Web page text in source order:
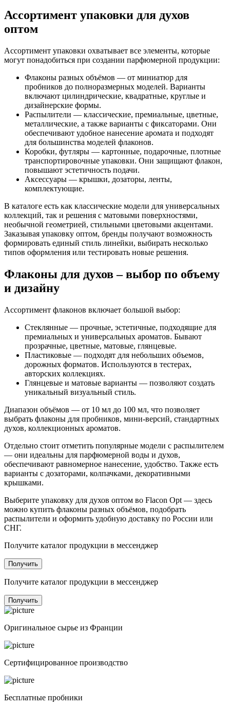
Ассортимент упаковки для духов
оптом
Ассортимент упаковки охватывает все элементы, которые
могут понадобиться при создании парфюмерной продукции:
Флаконы разных объёмов — от миниатюр для
пробников до полноразмерных моделей. Варианты
включают цилиндрические, квадратные, круглые и
дизайнерские формы.
Распылители — классические, премиальные, цветные,
металлические, а также варианты с фиксаторами. Они
обеспечивают удобное нанесение аромата и подходят
для большинства моделей флаконов.
Коробки, футляры — картонные, подарочные, плотные
транспортировочные упаковки. Они защищают флакон,
повышают эстетичность подачи.
Аксессуары — крышки, дозаторы, ленты,
комплектующие.
В каталоге есть как классические модели для универсальных
коллекций, так и решения с матовыми поверхностями,
необычной геометрией, стильными цветовыми акцентами.
Заказывая упаковку оптом, бренды получают возможность
формировать единый стиль линейки, выбирать несколько
типов оформления или тестировать новые решения.
Флаконы для духов – выбор по объему
и дизайну
Ассортимент флаконов включает большой выбор:
Стеклянные — прочные, эстетичные, подходящие для
премиальных и универсальных ароматов. Бывают
прозрачные, цветные, матовые, глянцевые.
Пластиковые — подходят для небольших объемов,
дорожных форматов. Используются в тестерах,
авторских коллекциях.
Глянцевые и матовые варианты — позволяют создать
уникальный визуальный стиль.
Диапазон объёмов — от 10 мл до 100 мл, что позволяет
выбрать флаконы для пробников, мини-версий, стандартных
духов, коллекционных ароматов.
Отдельно стоит отметить популярные модели с распылителем
— они идеальны для парфюмерной воды и духов,
обеспечивают равномерное нанесение, удобство. Также есть
варианты с дозаторами, колпачками, декоративными
крышками.
Выберите упаковку для духов оптом во Flacon Opt — здесь
можно купить флаконы разных объёмов, подобрать
распылители и оформить удобную доставку по России или
СНГ.
Получите каталог продукции в мессенджер
Получить
Получите каталог продукции в мессенджер
Получить
Оригинальное сырье из Франции
Сертифицированное производство
Бесплатные пробники